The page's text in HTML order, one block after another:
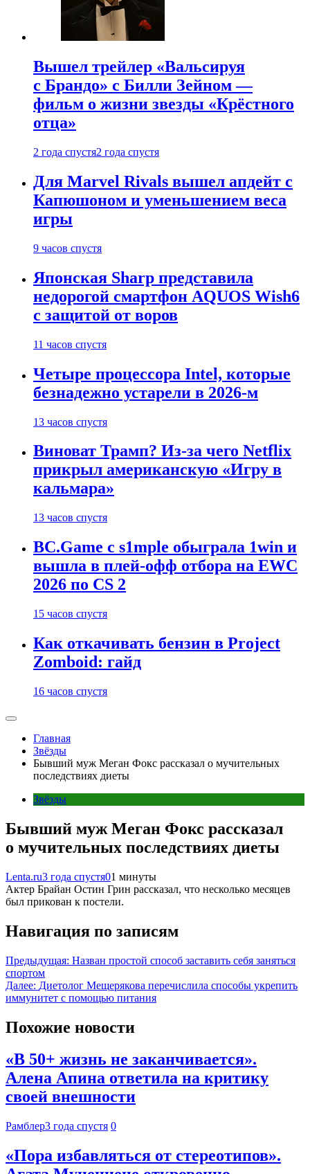
Вышел трейлер «Вальсируя
с Брандо» с Билли Зейном —
фильм о жизни звезды «Крёстного
отца»
2 года спустя2 года спустя
Для Marvel Rivals вышел апдейт с
Капюшоном и уменьшением веса
игры
9 часов спустя
Японская Sharp представила
недорогой смартфон AQUOS Wish6
с защитой от воров
11 часов спустя
Четыре процессора Intel, которые
безнадежно устарели в 2026-м
13 часов спустя
Виноват Трамп? Из-за чего Netflix
прикрыл американскую «Игру в
кальмара»
13 часов спустя
BC.Game с s1mple обыграла 1win и
вышла в плей-офф отбора на EWC
2026 по CS 2
15 часов спустя
Как откачивать бензин в Project
Zomboid: гайд
16 часов спустя
Главная
Звёзды
Бывший муж Меган Фокс рассказал о мучительных
последствиях диеты
Звёзды
Бывший муж Меган Фокс рассказал
о мучительных последствиях диеты
Lenta.ru3 года спустя01 минуты
Актер Брайан Остин Грин рассказал, что несколько месяцев
был прикован к постели.
Навигация по записям
Предыдущая: Назван простой способ заставить себя заняться
спортом
Далее: Диетолог Мещерякова перечислила способы укрепить
иммунитет с помощью питания
Похожие новости
«В 50+ жизнь не заканчивается».
Алена Апина ответила на критику
своей внешности
Рамблер3 года спустя 0
«Пора избавляться от стереотипов».